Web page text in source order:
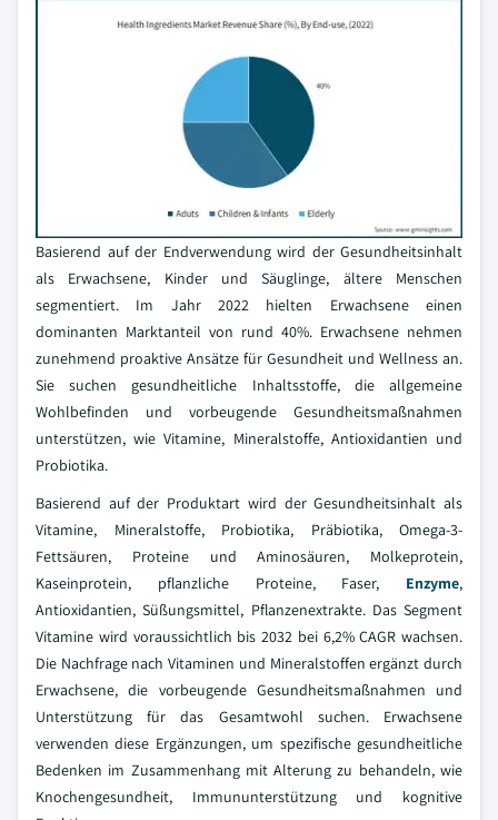
Basierend auf der Endverwendung wird der Gesundheitsinhalt
als Erwachsene, Kinder und Säuglinge, ältere Menschen
segmentiert. Im Jahr 2022 hielten Erwachsene einen
dominanten Marktanteil von rund 40%. Erwachsene nehmen
zunehmend proaktive Ansätze für Gesundheit und Wellness an.
Sie suchen gesundheitliche Inhaltsstoffe, die allgemeine
Wohlbefinden und vorbeugende Gesundheitsmaßnahmen
unterstützen, wie Vitamine, Mineralstoffe, Antioxidantien und
Probiotika.
Basierend auf der Produktart wird der Gesundheitsinhalt als
Vitamine, Mineralstoffe, Probiotika, Präbiotika, Omega-3-
Fettsäuren, Proteine und Aminosäuren, Molkeprotein,
Kaseinprotein, pflanzliche Proteine, Faser, Enzyme,
Antioxidantien, Süßungsmittel, Pflanzenextrakte. Das Segment
Vitamine wird voraussichtlich bis 2032 bei 6,2% CAGR wachsen.
Die Nachfrage nach Vitaminen und Mineralstoffen ergänzt durch
Erwachsene, die vorbeugende Gesundheitsmaßnahmen und
Unterstützung für das Gesamtwohl suchen. Erwachsene
verwenden diese Ergänzungen, um spezifische gesundheitliche
Bedenken im Zusammenhang mit Alterung zu behandeln, wie
Knochengesundheit, Immununterstützung und kognitive